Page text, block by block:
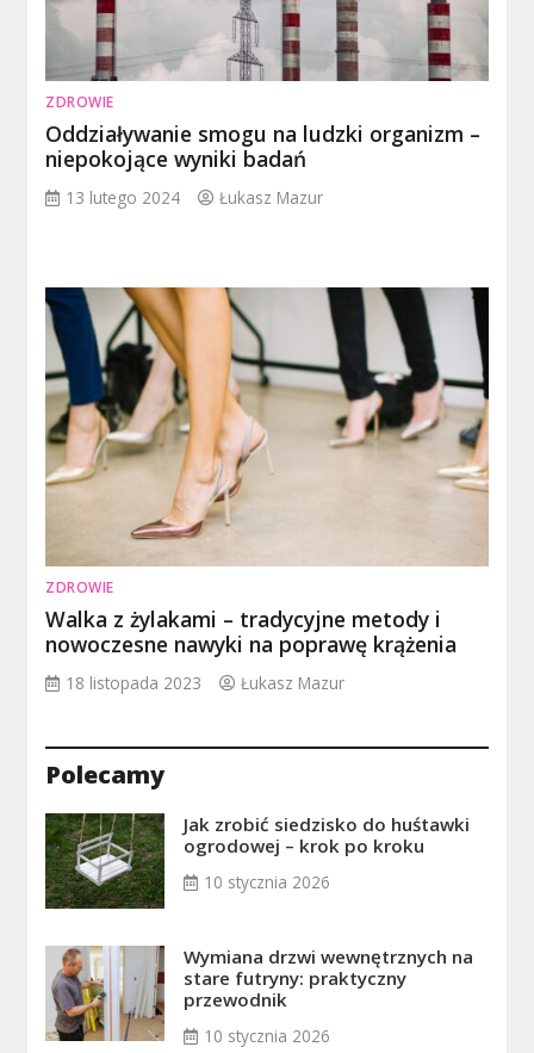
ZDROWIE
Oddziaływanie smogu na ludzki organizm –
niepokojące wyniki badań
13 lutego 2024 Łukasz Mazur
ZDROWIE
Walka z żylakami – tradycyjne metody i
nowoczesne nawyki na poprawę krążenia
18 listopada 2023 Łukasz Mazur
Polecamy
Jak zrobić siedzisko do huśtawki
ogrodowej – krok po kroku
10 stycznia 2026
Wymiana drzwi wewnętrznych na
stare futryny: praktyczny
przewodnik
10 stycznia 2026